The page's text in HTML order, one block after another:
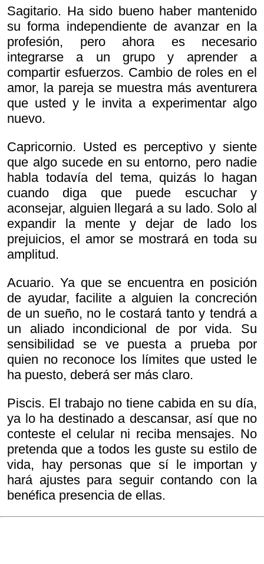
Sagitario. Ha sido bueno haber mantenido
su forma independiente de avanzar en la
profesión, pero ahora es necesario
integrarse a un grupo y aprender a
compartir esfuerzos. Cambio de roles en el
amor, la pareja se muestra más aventurera
que usted y le invita a experimentar algo
nuevo.
Capricornio. Usted es perceptivo y siente
que algo sucede en su entorno, pero nadie
habla todavía del tema, quizás lo hagan
cuando diga que puede escuchar y
aconsejar, alguien llegará a su lado. Solo al
expandir la mente y dejar de lado los
prejuicios, el amor se mostrará en toda su
amplitud.
Acuario. Ya que se encuentra en posición
de ayudar, facilite a alguien la concreción
de un sueño, no le costará tanto y tendrá a
un aliado incondicional de por vida. Su
sensibilidad se ve puesta a prueba por
quien no reconoce los límites que usted le
ha puesto, deberá ser más claro.
Piscis. El trabajo no tiene cabida en su día,
ya lo ha destinado a descansar, así que no
conteste el celular ni reciba mensajes. No
pretenda que a todos les guste su estilo de
vida, hay personas que sí le importan y
hará ajustes para seguir contando con la
benéfica presencia de ellas.